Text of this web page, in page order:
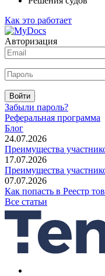
Как это работает
Авторизация
Войти
Забыли пароль?
Реферальная программа
Блог
24.07.2026
Преимущества
17.07.2026
Преимущества
07.07.2026
Как попасть в Реестр
Все статьи